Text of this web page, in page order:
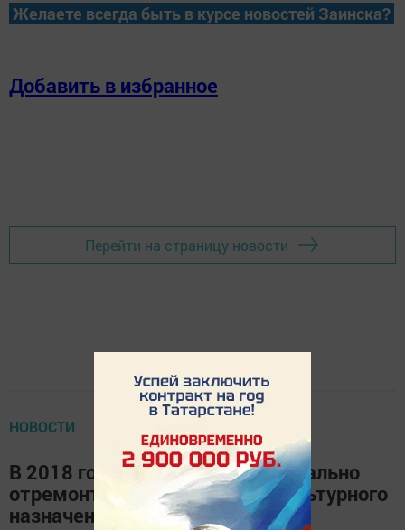
Желаете всегда быть в курсе новостей Заинска?
Добавить в избранное
Перейти на страницу новости
НОВОСТИ
В 2018 году в Татарстане капитально
отремонтируют 42 объекта культурного
назначения